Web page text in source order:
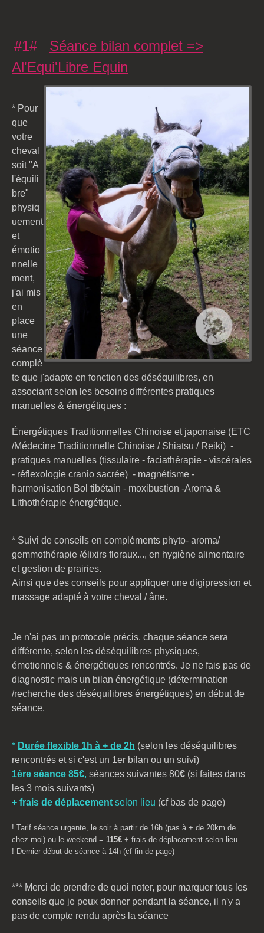
#1# Séance bilan complet =>
Al'Equi'Libre Equin
* Pour
que
votre
cheval
soit "A
l'équili
bre"
physiq
uement
et
émotio
nnelle
ment,
j'ai mis
en
place
une
séance
complè
te que j'adapte en fonction des déséquilibres, en
associant selon les besoins différentes pratiques
manuelles & énergétiques :
Énergétiques Traditionnelles Chinoise et japonaise (ETC
/Médecine Traditionnelle Chinoise / Shiatsu / Reiki) -
pratiques manuelles (tissulaire - faciathérapie - viscérales
- réflexologie cranio sacrée) - magnétisme -
harmonisation Bol tibétain - moxibustion -Aroma &
Lithothérapie énergétique.
* Suivi de conseils en compléments phyto- aroma/
gemmothérapie /élixirs floraux..., en hygiène alimentaire
et gestion de prairies.
Ainsi que des conseils pour appliquer une digipression et
massage adapté à votre cheval / âne.
Je n'ai pas un protocole précis, chaque séance sera
différente, selon les déséquilibres physiques,
émotionnels & énergétiques rencontrés. Je ne fais pas de
diagnostic mais un bilan énergétique (détermination
/recherche des déséquilibres énergétiques) en début de
séance.
* Durée flexible 1h à + de 2h (selon les déséquilibres
rencontrés et si c'est un 1er bilan ou un suivi)
1ère séance 85€, séances suivantes 80€ (si faites dans
les 3 mois suivants)
+ frais de déplacement selon lieu (cf bas de page)
! Tarif séance urgente, le soir à partir de 16h (pas à + de 20km de
chez moi) ou le weekend = 115€ + frais de déplacement selon lieu
! Dernier début de séance à 14h (cf fin de page)
*** Merci de prendre de quoi noter, pour marquer tous les
conseils que je peux donner pendant la séance, il n'y a
pas de compte rendu après la séance